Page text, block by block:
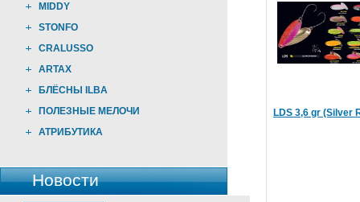
MIDDY
STONFO
CRALUSSO
ARTAX
БЛЁСНЫ ILBA
ПОЛЕЗНЫЕ МЕЛОЧИ
АТРИБУТИКА
Новости
LDS 3,6 gr (Silver